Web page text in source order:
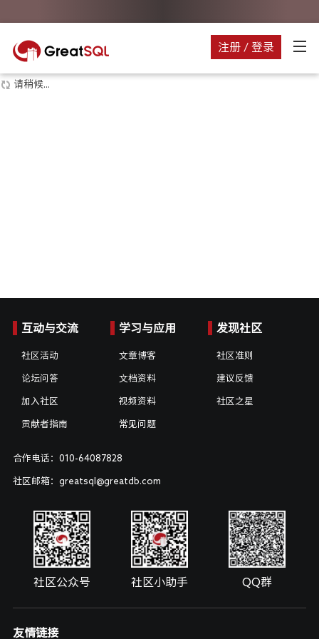
注册 / 登录
请稍候...
互动与交流
社区活动
论坛问答
加入社区
贡献者指南
学习与应用
文章博客
文档资料
视频资料
常见问题
发现社区
社区准则
建议反馈
社区之星
合作电话：010-64087828
社区邮箱：greatsql@greatdb.com
社区公众号 社区小助手 QQ群
友情链接